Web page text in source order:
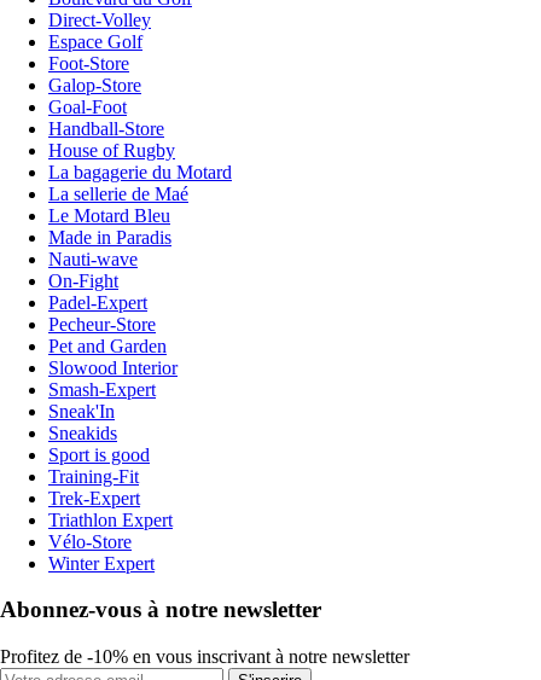
Direct-Volley
Espace Golf
Foot-Store
Galop-Store
Goal-Foot
Handball-Store
House of Rugby
La bagagerie du Motard
La sellerie de Maé
Le Motard Bleu
Made in Paradis
Nauti-wave
On-Fight
Padel-Expert
Pecheur-Store
Pet and Garden
Slowood Interior
Smash-Expert
Sneak'In
Sneakids
Sport is good
Training-Fit
Trek-Expert
Triathlon Expert
Vélo-Store
Winter Expert
Abonnez-vous à notre newsletter
Profitez de -10% en vous inscrivant à notre newsletter